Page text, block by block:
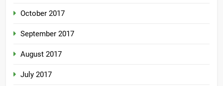
October 2017
September 2017
August 2017
July 2017